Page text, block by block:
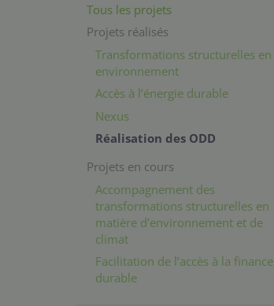
Tous les projets
Projets réalisés
Transformations structurelles en
environnement
Accès à l’énergie durable
Nexus
Réalisation des ODD
Projets en cours
Accompagnement des
transformations structurelles en
matière d’environnement et de
climat
Facilitation de l’accès à la finance
durable